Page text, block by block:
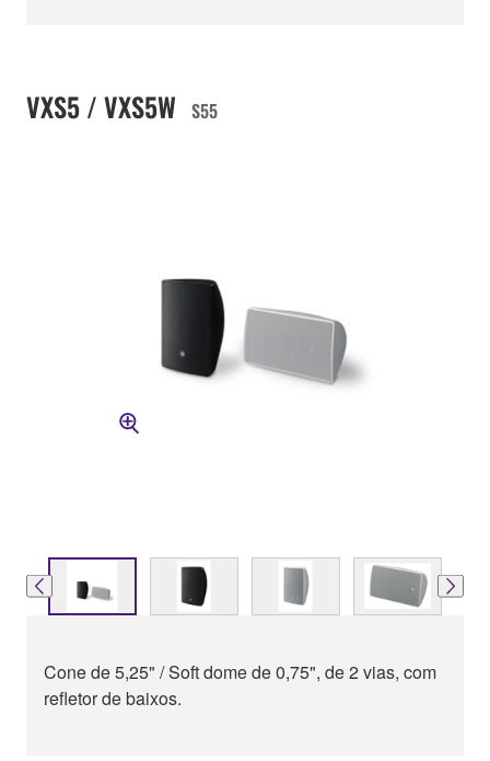
VXS5 / VXS5W S55
Cone de 5,25" / Soft dome de 0,75", de 2 vias, com
refletor de baixos.